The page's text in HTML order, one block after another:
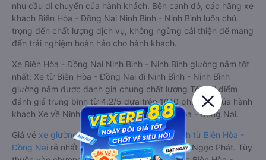
nhu cầu di chuyển của hành khách. Bên cạnh đó, các hãng xe
khách Biên Hòa - Đồng Nai Ninh Bình - Ninh Bình luôn chú
trọng đến chất lượng dịch vụ, không ngừng cải thiện để mang
đến trải nghiệm hoàn hảo cho hành khách.
Xe Biên Hòa - Đồng Nai Ninh Bình - Ninh Bình giường nằm tốt
nhất: Xe từ Biên Hòa - Đồng Nai đi Ninh Bình - Ninh Bình
giường nằm được đánh giá chung chất lượng Tốt với điểm
đánh giá trung bình từ 4.2/5 dựa trên 1010 phản hồi của hành
khách Xe về Ninh Bình - Ninh Bình từ Biên Hòa - Đồng Nai.
Giá vé xe giường nằm đi Ninh Bình - Ninh Bình từ Biên Hòa -
Đồng Nai rẻ nhất là 900000VND của hãng xe Ngọc Phát. Tùy